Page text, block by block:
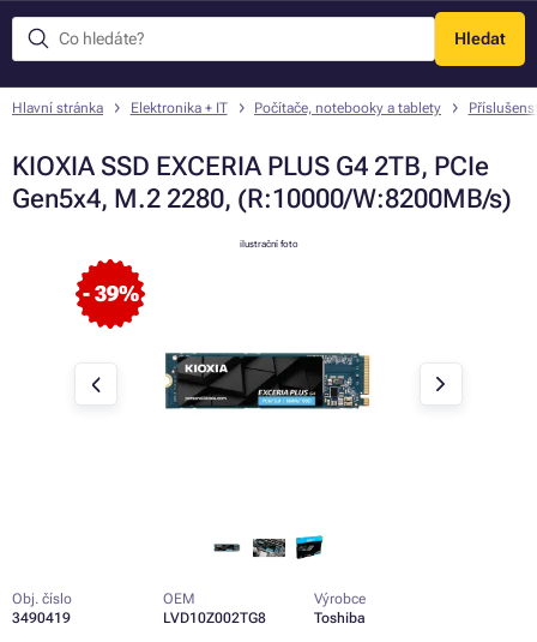
Hledat
Menu
Hlavní stránka Elektronika + IT Počítače, notebooky a tablety
KIOXIA SSD EXCERIA PLUS G4 2TB, PCIe
Gen5x4, M.2 2280, (R:10000/W:8200MB/s)
- 39%
ilustrační foto
Obj. číslo
3490419
OEM
LVD10Z002TG8
Výrobce
Toshiba